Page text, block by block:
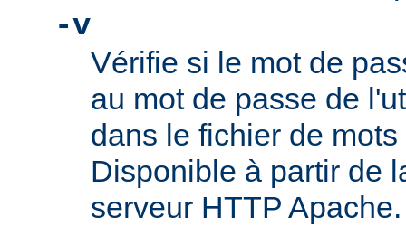
-v
Vérifie si le mot de
au mot de passe de
dans le fichier de
Disponible à partir de
serveur HTTP Apache.